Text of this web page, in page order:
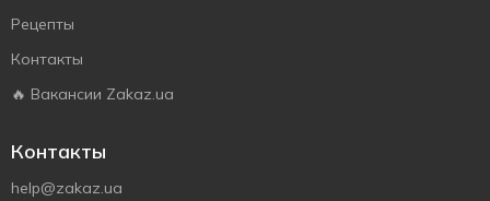
Рецепты
Контакты
🔥 Вакансии Zakaz.ua
Контакты
help@zakaz.ua